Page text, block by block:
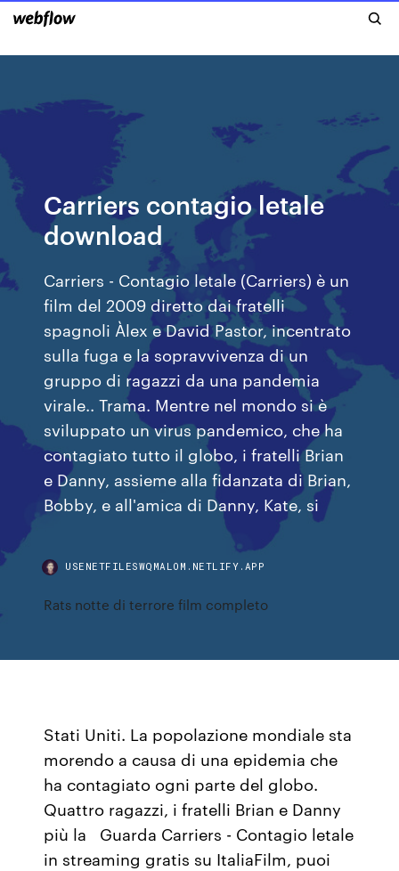
Carriers contagio letale
download
Carriers - Contagio letale (Carriers) è un
film del 2009 diretto dai fratelli
spagnoli Àlex e David Pastor, incentrato
sulla fuga e la sopravvivenza di un
gruppo di ragazzi da una pandemia
virale.. Trama. Mentre nel mondo si è
sviluppato un virus pandemico, che ha
contagiato tutto il globo, i fratelli Brian
e Danny, assieme alla fidanzata di Brian,
Bobby, e all'amica di Danny, Kate, si
USENETFILESWQMALOM.NETLIFY.APP
Rats notte di terrore film completo
Stati Uniti. La popolazione mondiale sta
morendo a causa di una epidemia che
ha contagiato ogni parte del globo.
Quattro ragazzi, i fratelli Brian e Danny
più la Guarda Carriers - Contagio letale
in streaming gratis su ItaliaFilm, puoi